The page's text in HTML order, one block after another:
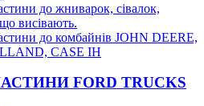
до жниварок, сівалок,
висівають.
до комбайнів JOHN DEERE,
CASE IH
FORD TRUCKS